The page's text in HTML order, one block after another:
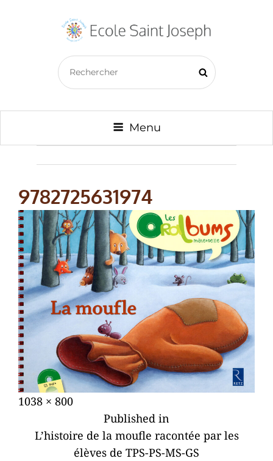
ECOLE SAINT JOSEPH –
BAZOUGES CRÉ SUR LOIR
Search
for:
Search
Menu
9782725631974
Posted
28
2023
Full
1038 × 800
NAVIGATION
DE
L’ARTICLE
Published in
L’histoire de la moufle racontée par les
élèves de TPS-PS-MS-GS